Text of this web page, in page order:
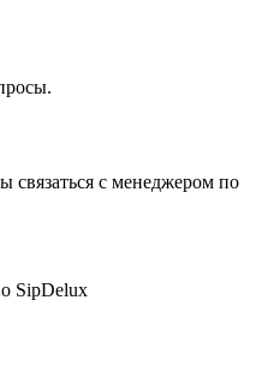
с менеджером по
SipDelux